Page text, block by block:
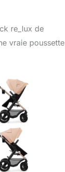
re_lux de
vraie poussette